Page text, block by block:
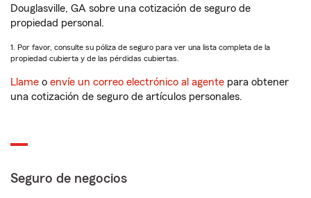
Douglasville, GA sobre una cotización de seguro de
propiedad personal.
1. Por favor, consulte su póliza de seguro para ver una lista completa de la
propiedad cubierta y de las pérdidas cubiertas.
Llame o envíe un correo electrónico al agente para obtener
una cotización de seguro de artículos personales.
Seguro de negocios